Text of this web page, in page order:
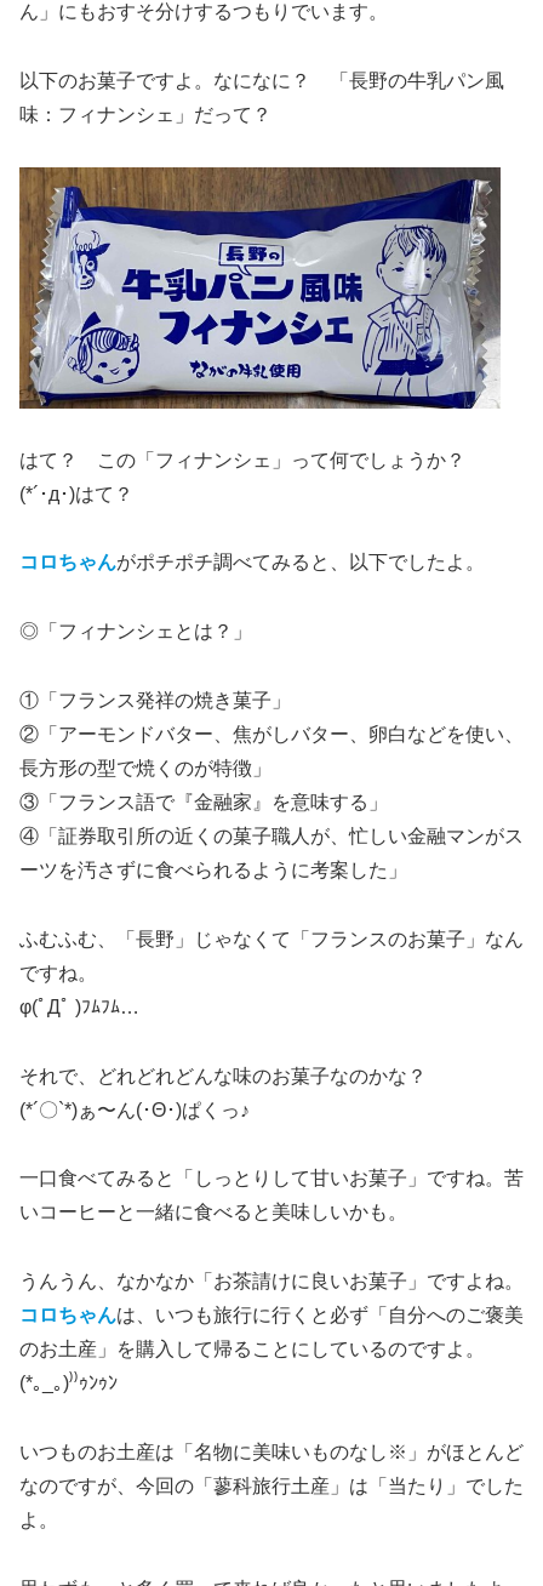
ん」にもおすそ分けするつもりでいます。
以下のお菓子ですよ。なになに？ 「長野の牛乳パン風
味：フィナンシェ」だって？
はて？ この「フィナンシェ」って何でしょうか？
(*´･д･)はて？
コロちゃんがポチポチ調べてみると、以下でしたよ。
◎「フィナンシェとは？」
①「フランス発祥の焼き菓子」
②「アーモンドバター、焦がしバター、卵白などを使い、
長方形の型で焼くのが特徴」
③「フランス語で『金融家』を意味する」
④「証券取引所の近くの菓子職人が、忙しい金融マンがス
ーツを汚さずに食べられるように考案した」
ふむふむ、「長野」じゃなくて「フランスのお菓子」なん
ですね。
φ(ﾟДﾟ )ﾌﾑﾌﾑ…
それで、どれどれどんな味のお菓子なのかな？
(*´〇`*)ぁ〜ん(･Θ･)ぱくっ♪
一口食べてみると「しっとりして甘いお菓子」ですね。苦
いコーヒーと一緒に食べると美味しいかも。
うんうん、なかなか「お茶請けに良いお菓子」ですよね。
コロちゃんは、いつも旅行に行くと必ず「自分へのご褒美
のお土産」を購入して帰ることにしているのですよ。
(*｡_｡)⁾⁾ｩﾝｩﾝ
いつものお土産は「名物に美味いものなし※」がほとんど
なのですが、今回の「蓼科旅行土産」は「当たり」でした
よ。